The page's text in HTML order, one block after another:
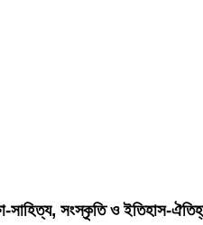
সাহিত্য, সংস্কৃতি ও ইতিহাস-